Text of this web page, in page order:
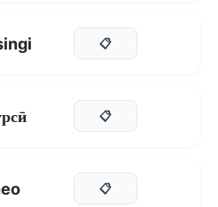
📋
📋
📋